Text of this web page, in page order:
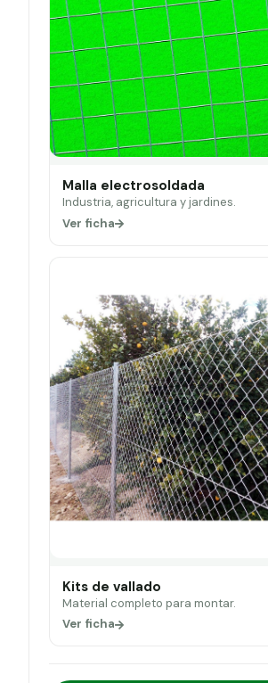
Malla electrosoldada
Industria, agricultura y jardines.
Ver ficha
Kits de vallado
Material completo para montar.
Ver ficha